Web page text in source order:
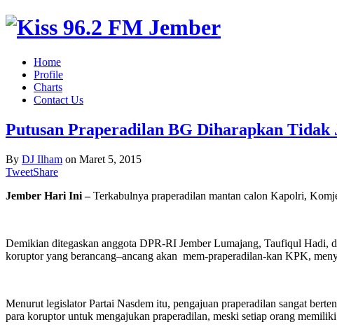
Home
Profile
Charts
Contact Us
Putusan Praperadilan BG Diharapkan
By DJ Ilham on Maret 5, 2015
TweetShare
Jember Hari Ini –Terkabulnya praperadilan mantan calon Kapolri,
Demikian ditegaskan anggota DPR-RI Jember Lumajang, Taufiqul Hadi,
koruptor yang berancang–ancang akan mem-praperadilan-kan KPK,
Menurut legislator Partai Nasdem itu, pengajuan praperadilan sangat
para koruptor untuk mengajukan praperadilan, meski setiap orang